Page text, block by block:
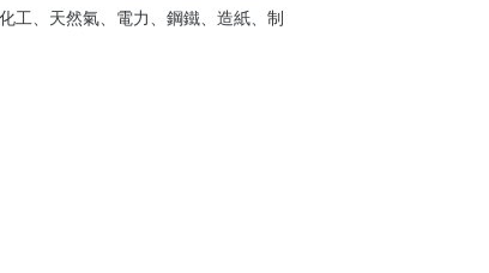
工、天然氣、電力、鋼鐵、造紙、制